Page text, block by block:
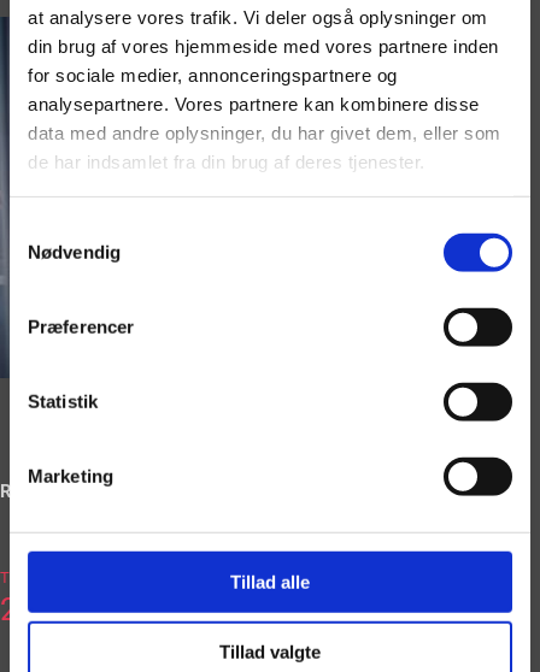
at analysere vores trafik. Vi deler også oplysninger om
din brug af vores hjemmeside med vores partnere inden
for sociale medier, annonceringspartnere og
analysepartnere. Vores partnere kan kombinere disse
data med andre oplysninger, du har givet dem, eller som
de har indsamlet fra din brug af deres tjenester.
Nødvendig
Præferencer
Statistik
Marketing
Tillad alle
Tillad valgte
Ring og book på
Tlf.
2663